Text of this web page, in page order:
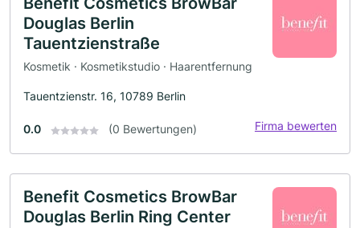
Douglas Berlin
Tauentzienstraße
Kosmetik · Kosmetikstudio · Haarentfernung
Tauentzienstr. 16, 10789 Berlin
0.0 (0 Bewertungen) Firma bewerten
Benefit Cosmetics BrowBar
Douglas Berlin Ring Center